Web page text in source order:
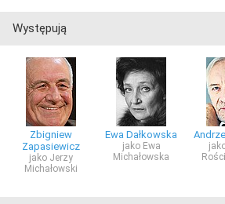
Występują
Zbigniew
Zapasiewicz
jako Jerzy
Michałowski
Ewa Dałkowska
jako Ewa
Michałowska